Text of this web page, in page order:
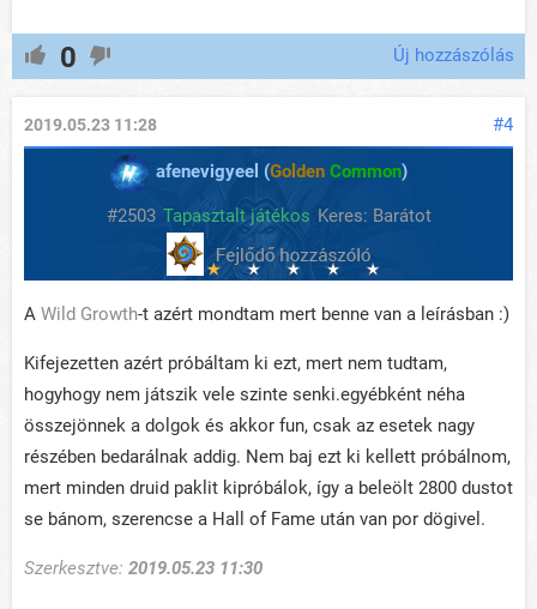
0 Új hozzászólás
#4
2019.05.23 11:28
afenevigyeel (Golden Common)
#2503 Tapasztalt játékos Keres: Barátot
A Wild Growth-t azért mondtam mert benne van a leírásban :)
Kifejezetten azért próbáltam ki ezt, mert nem tudtam,
hogyhogy nem játszik vele szinte senki.egyébként néha
összejönnek a dolgok és akkor fun, csak az esetek nagy
részében bedarálnak addig. Nem baj ezt ki kellett próbálnom,
mert minden druid paklit kipróbálok, így a beleölt 2800 dustot
se bánom, szerencse a Hall of Fame után van por dögivel.
Szerkesztve: 2019.05.23 11:30